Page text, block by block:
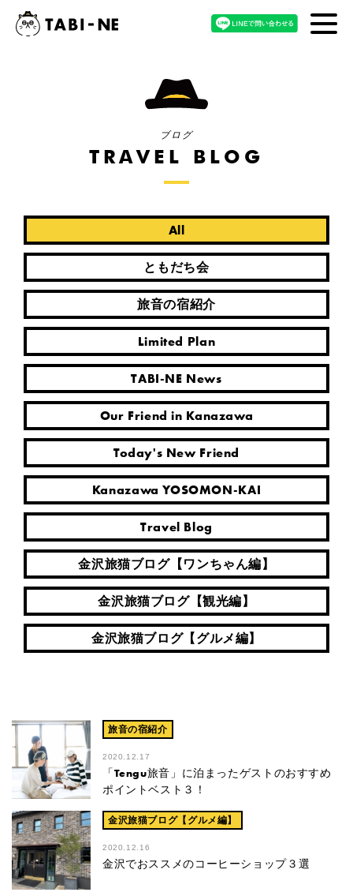
ブログ
TRAVEL BLOG
All
ともだち会
旅音の宿紹介
Limited Plan
TABI-NE News
Our Friend in Kanazawa
Today's New Friend
Kanazawa YOSOMON-KAI
Travel Blog
金沢旅猫ブログ【ワンちゃん編】
金沢旅猫ブログ【観光編】
金沢旅猫ブログ【グルメ編】
旅音の宿紹介
2020.12.17
「Tengu旅音」に泊まったゲストのおすすめ
ポイントベスト３！
金沢旅猫ブログ【グルメ編】
2020.12.16
金沢でおススメのコーヒーショップ３選